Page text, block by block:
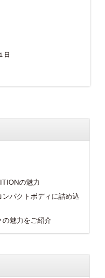
の魅力
パクトボディに詰め込
の魅力をご紹介